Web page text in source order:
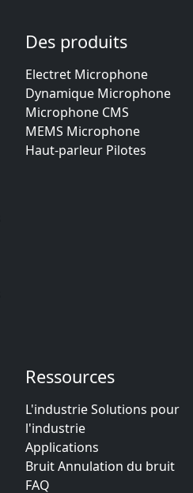
Des produits
Electret Microphone
Dynamique Microphone
Microphone CMS
MEMS Microphone
Haut-parleur Pilotes
Ressources
L'industrie Solutions pour
l'industrie
Applications
Bruit Annulation du bruit
FAQ